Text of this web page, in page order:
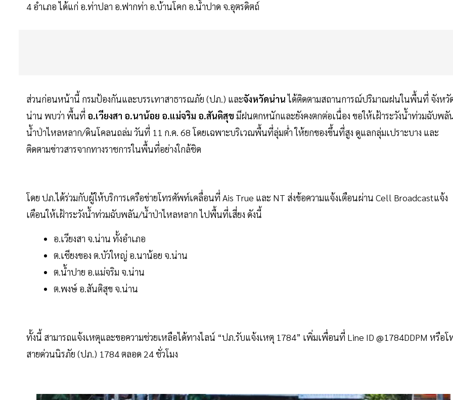
4 อำเภอ ได้แก่ อ.ท่าปลา อ.ฟากท่า อ.บ้านโคก อ.น้ำปาด จ.อุตรดิตถ์
ส่วนก่อนหน้านี้ กรมป้องกันและบรรเทาสาธารณภัย (ปภ.) และจังหวัดน่านได้ติดตามสถานการณ์ปริมาณฝนในพื้นที่ จังหวั
น่าน พบว่า พื้นที่ อ.เวียงสา อ.นาน้อย อ.แม่จริม อ.สันติสุข มีฝนตกหนักและยังคงตกต่อเนื่อง ขอให้เฝ้าระวังน้ำท่วมฉับพ
น้ำป่าไหลหลาก/ดินโคลนถล่ม วันที่ 11 ก.ค. 68 โดยเฉพาะบริเวณพื้นที่ลุ่มต่ำ ให้ยกของขึ้นที่สูง ดูแลกลุ่มเปราะบาง และ
ติดตามข่าวสารจากทางราชการในพื้นที่อย่างใกล้ชิด
โดย ปภ.ได้ร่วมกับผู้ให้บริการเครือข่ายโทรศัพท์เคลื่อนที่ Ais True และ NT ส่งข้อความแจ้งเตือนผ่าน Cell Broadcastแจ้ง
เตือนให้เฝ้าระวังน้ำท่วมฉับพลัน/น้ำป่าไหลหลาก ไปพื้นที่เสี่ยง ดังนี้
อ.เวียงสา จ.น่าน ทั้งอำเภอ
ต.เชียงของ ต.บัวใหญ่ อ.นาน้อย จ.น่าน
ต.น้ำปาย อ.แม่จริม จ.น่าน
ต.พงษ์ อ.สันติสุข จ.น่าน
ทั้งนี้ สามารถแจ้งเหตุและขอความช่วยเหลือได้ทางไลน์ “ปภ.รับแจ้งเหตุ 1784” เพิ่มเพื่อนที่ Line ID @1784DDPM หรือโ
สายด่วนนิรภัย (ปภ.) 1784 ตลอด 24 ชั่วโมง